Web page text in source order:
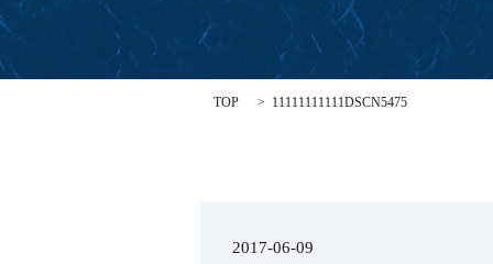
TOP 11111111111DSCN5475
2017-06-09